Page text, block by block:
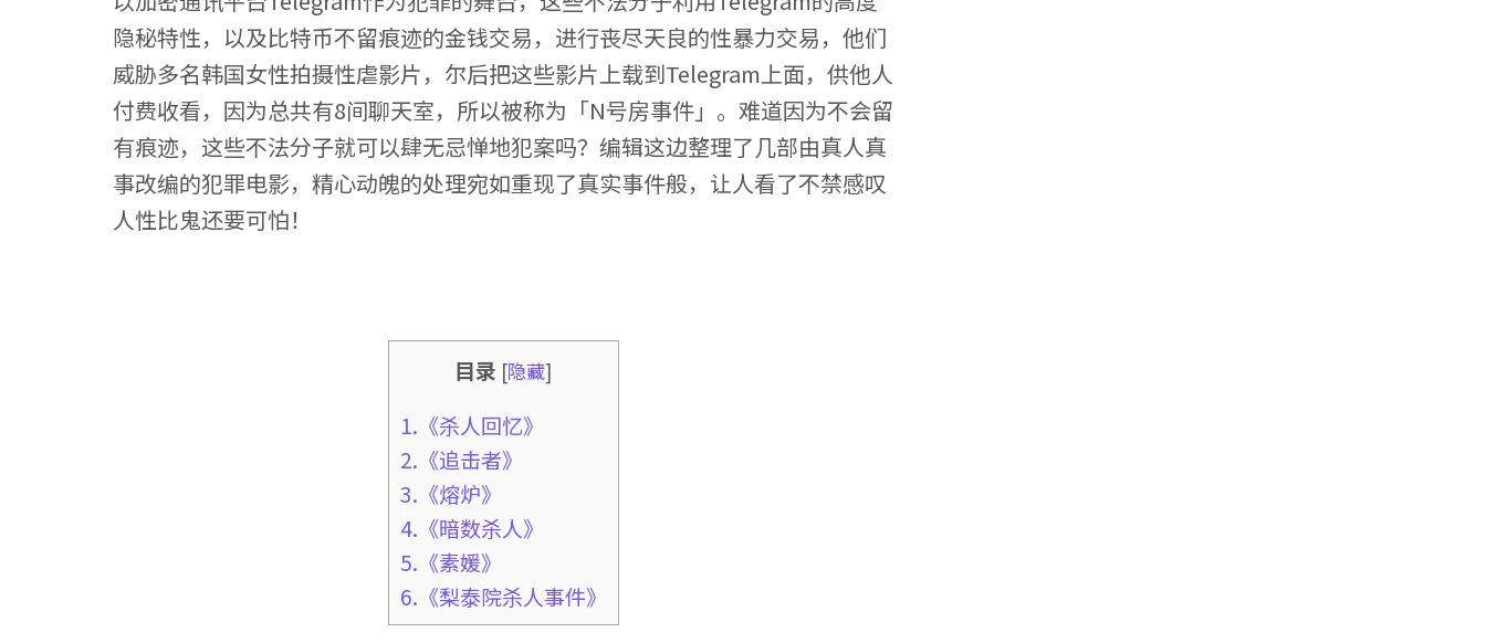
隐秘特性，以及比特币不留痕迹的金钱交易，进行丧尽天良的性暴力交易，他们
威胁多名韩国女性拍摄性虐影片，尔后把这些影片上载到Telegram上面，供他人
付费收看，因为总共有8间聊天室，所以被称为「N号房事件」。难道因为不会留
有痕迹，这些不法分子就可以肆无忌惮地犯案吗？编辑这边整理了几部由真人真
事改编的犯罪电影，精心动魄的处理宛如重现了真实事件般，让人看了不禁感叹
人性比鬼还要可怕！
目录 [隐藏]
1.《杀人回忆》
2.《追击者》
3.《熔炉》
4.《暗数杀人》
5.《素媛》
6.《梨泰院杀人事件》